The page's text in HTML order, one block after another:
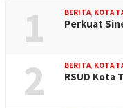
1 BERITA, KOTA
Perkuat
2 BERITA, KOTA
RSUD Kota